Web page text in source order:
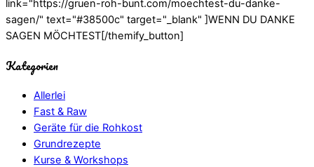
link="https://gruen-roh-bunt.com/moechtest-du-danke-
sagen/" text="#38500c" target="_blank" ]WENN DU DANKE
SAGEN MÖCHTEST[/themify_button]
Kategorien
Allerlei
Fast & Raw
Geräte für die Rohkost
Grundrezepte
Kurse & Workshops